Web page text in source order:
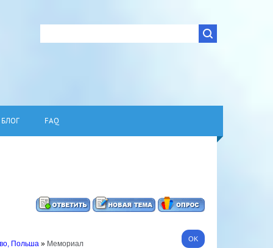
БЛОГ FAQ
Польша » Мемориал